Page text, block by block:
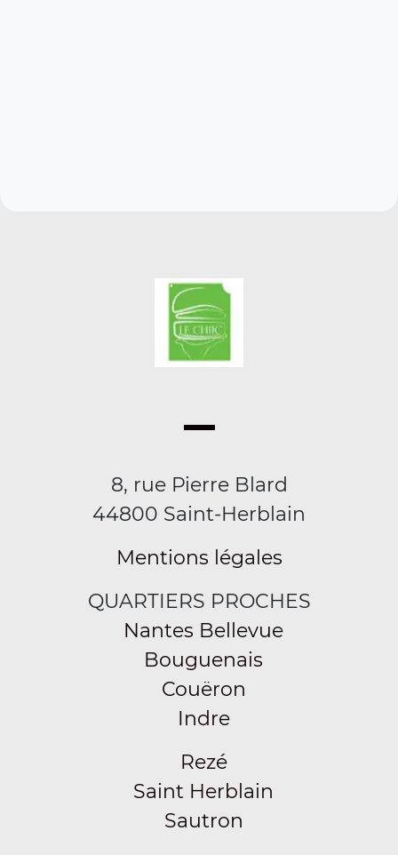
8, rue Pierre Blard
44800 Saint-Herblain
Mentions légales
QUARTIERS PROCHES
Nantes Bellevue
Bouguenais
Couëron
Indre
Rezé
Saint Herblain
Sautron